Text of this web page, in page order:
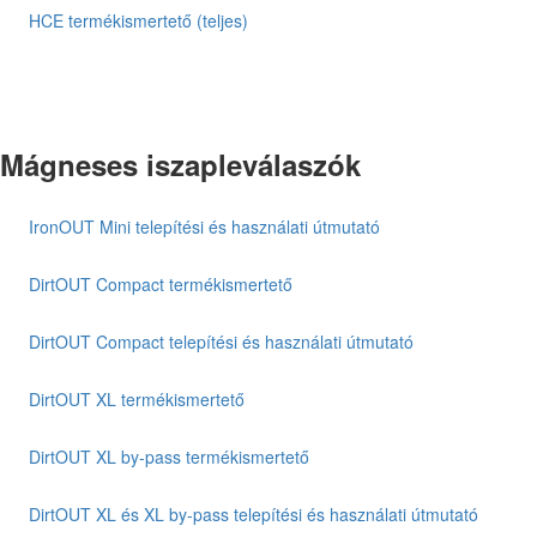
HCE termékismertető (teljes)
Mágneses iszapleválaszók
IronOUT Mini telepítési és használati útmutató
DirtOUT Compact termékismertető
DirtOUT Compact telepítési és használati útmutató
DirtOUT XL termékismertető
DirtOUT XL by-pass termékismertető
DirtOUT XL és XL by-pass telepítési és használati útmutató